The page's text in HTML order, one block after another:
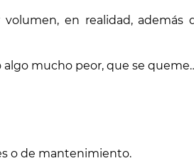
en realidad, además
algo mucho peor, que se
o de mantenimiento.